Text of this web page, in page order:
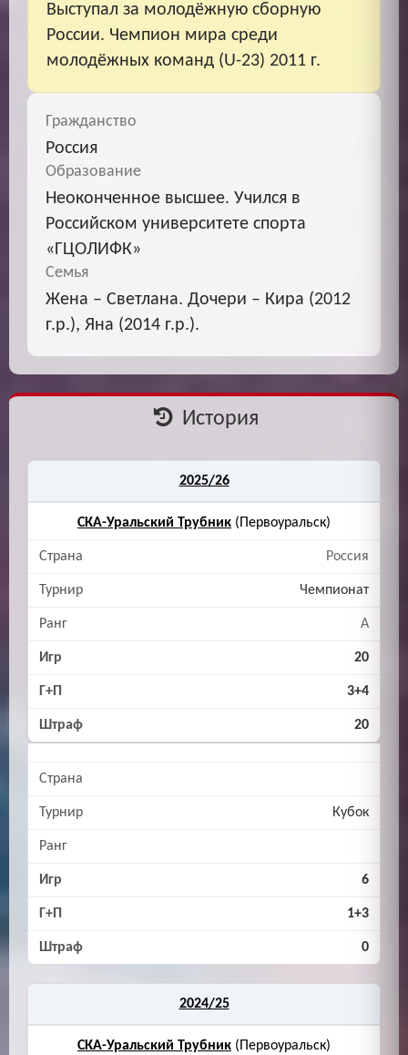
Выступал за молодёжную сборную
России. Чемпион мира среди
молодёжных команд (U-23) 2011 г.
Гражданство
Россия
Образование
Неоконченное высшее. Учился в
Российском университете спорта
«ГЦОЛИФК»
Семья
Жена – Светлана. Дочери – Кира (2012
г.р.), Яна (2014 г.р.).
История
2025/26
СКА-Уральский Трубник (Первоуральск)
Россия
Чемпионат
A
20
3+4
20
Кубок
6
1+3
0
2024/25
СКА-Уральский Трубник (Первоуральск)